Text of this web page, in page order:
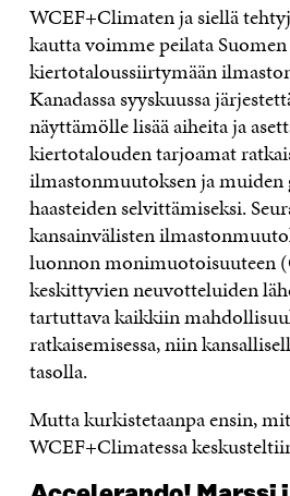
WCEF+Climaten ja siellä
kautta voimme peilata
kiertotaloussiirtymään
Kanadassa syyskuussa
näyttämölle lisää aiheita ja
kiertotalouden tarjoamat
ilmastonmuutoksen ja muiden
haasteiden selvittämiseksi.
kansainvälisten
luonnon monimuotoisuuteen
keskittyvien neuvotteluiden
tartuttava kaikkiin
ratkaisemisessa, niin
tasolla.
Mutta kurkistetaanpa ensin,
WCEF+Climatessa